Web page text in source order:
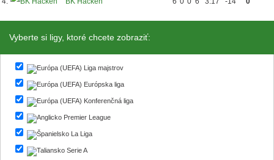
Vyberte si ligy, ktoré chcete zobraziť:
Liga majstrov
Európska liga
Konferenčná liga
Premier League
La Liga
Serie A